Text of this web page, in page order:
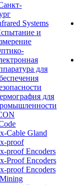
Systems
и
для
для
Cable Gland
proof
proof Encoders
Proof Encoders
proof Encoders